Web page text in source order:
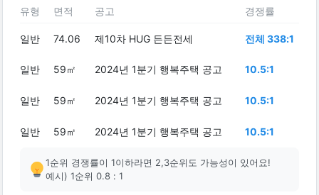
유형 면적 공고 경쟁률
일반 74.06 제10차 HUG 든든전세 전체 338:1
일반 59㎡ 2024년 1분기 행복주택 공고 10.5:1
일반 59㎡ 2024년 1분기 행복주택 공고 10.5:1
일반 59㎡ 2024년 1분기 행복주택 공고 10.5:1
1순위 경쟁률이 1이하라면 2,3순위도 가능성이 있어요!
예시) 1순위 0.8 : 1